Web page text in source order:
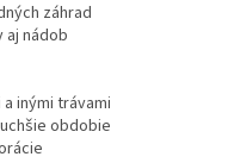
záhrad
aj nádob
inými trávami
obdobie